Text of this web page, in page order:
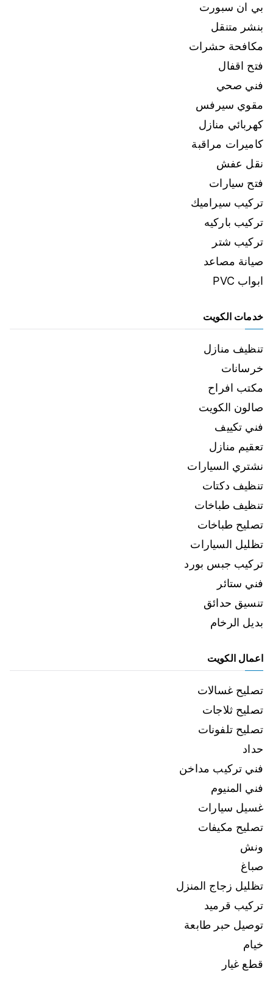
بي ان سبورت
بنشر متنقل
مكافحة حشرات
فتح اقفال
فني صحي
مقوي سيرفس
كهربائي منازل
كاميرات مراقبة
نقل عفش
فتح سيارات
تركيب سيراميك
تركيب باركيه
تركيب شتر
صيانة مصاعد
ابواب PVC
خدمات الكويت
تنظيف منازل
خرسانات
مكتب افراح
صالون الكويت
فني تكييف
تعقيم منازل
نشتري السيارات
تنظيف دكتات
تنظيف طباخات
تصليح طباخات
تظليل السيارات
تركيب جبس بورد
فني ستائر
تنسيق حدائق
بديل الرخام
اعمال الكويت
تصليح غسالات
تصليح ثلاجات
تصليح تلفونات
حداد
فني تركيب مداخن
فني المنيوم
غسيل سيارات
تصليح مكيفات
ونش
صباغ
تظليل زجاج المنزل
تركيب قرميد
توصيل حبر طابعة
خيام
قطع غيار